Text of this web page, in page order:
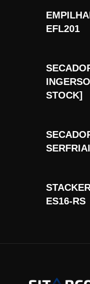
EFL201
STOCK]
ES16-RS